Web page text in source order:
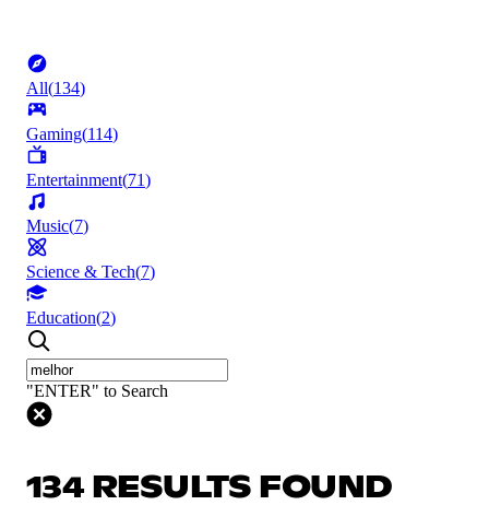
All(134)
Gaming(114)
Entertainment(71)
Music(7)
Science & Tech(7)
Education(2)
"ENTER" to Search
134 RESULTS FOUND